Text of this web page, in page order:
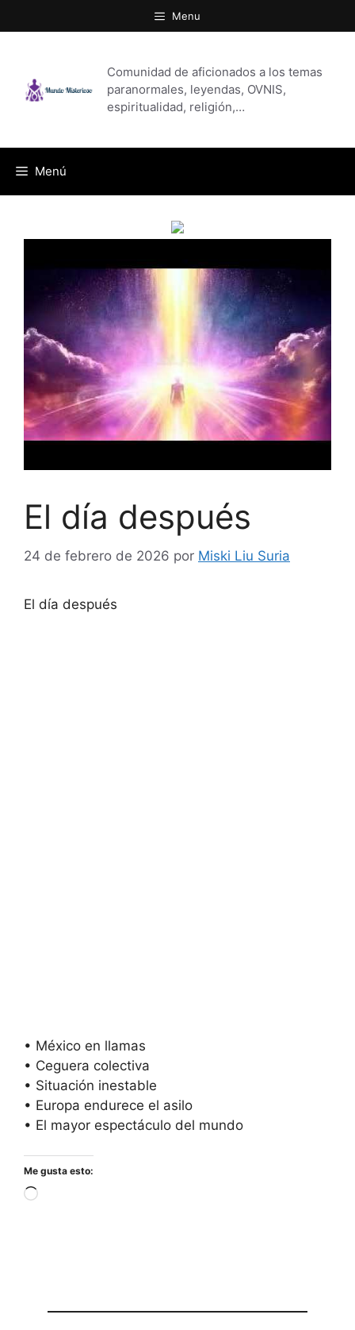
al
Menu
Comunidad de aficionados a los temas
paranormales, leyendas, OVNIS,
espiritualidad, religión,…
Menú
El día después
24 de febrero de 2026 por Miski Liu Suria
El día después
• México en llamas
• Ceguera colectiva
• Situación inestable
• Europa endurece el asilo
• El mayor espectáculo del mundo
Me gusta esto:
Cargando...